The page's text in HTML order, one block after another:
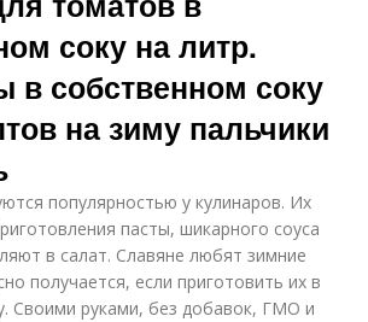
соку на литр.
собственном соку
на зиму пальчики
популярностью у кулинаров. Их
пасты, шикарного соуса
в салат. Славяне любят зимние
получается, если приготовить их в
Своими руками, без добавок, ГМО и